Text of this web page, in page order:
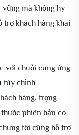
mà không hy
trợ khách hàng khai
với chuỗi cung ứng
tùy chỉnh
hàng, trọng
phiên bản có
tôi cũng hỗ trợ